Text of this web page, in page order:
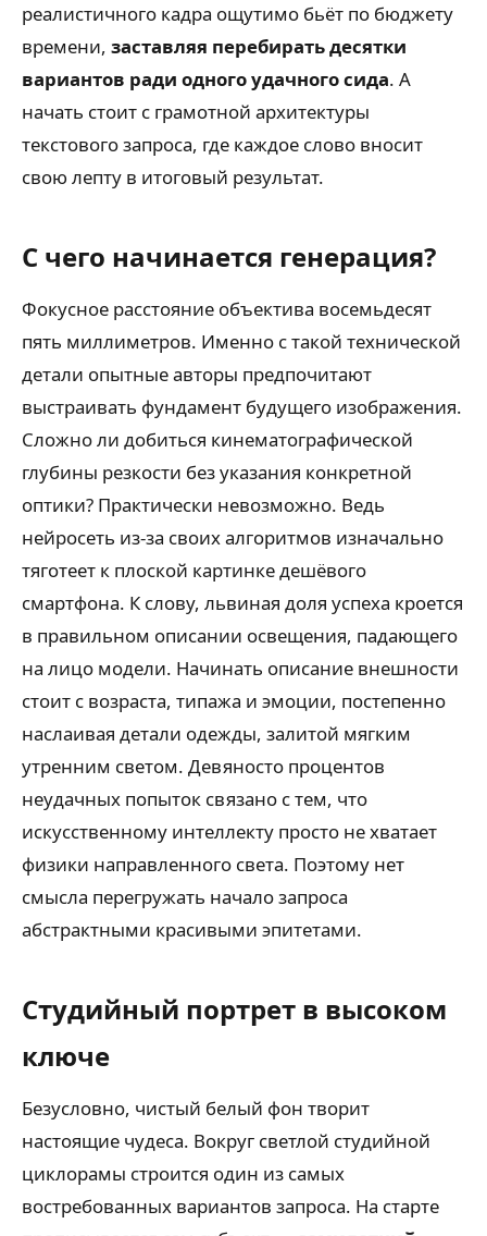
реалистичного кадра ощутимо бьёт по бюджету
времени, заставляя перебирать десятки
вариантов ради одного удачного сида. А
начать стоит с грамотной архитектуры
текстового запроса, где каждое слово вносит
свою лепту в итоговый результат.
С чего начинается генерация?
Фокусное расстояние объектива восемьдесят
пять миллиметров. Именно с такой технической
детали опытные авторы предпочитают
выстраивать фундамент будущего изображения.
Сложно ли добиться кинематографической
глубины резкости без указания конкретной
оптики? Практически невозможно. Ведь
нейросеть из-за своих алгоритмов изначально
тяготеет к плоской картинке дешёвого
смартфона. К слову, львиная доля успеха кроется
в правильном описании освещения, падающего
на лицо модели. Начинать описание внешности
стоит с возраста, типажа и эмоции, постепенно
наслаивая детали одежды, залитой мягким
утренним светом. Девяносто процентов
неудачных попыток связано с тем, что
искусственному интеллекту просто не хватает
физики направленного света. Поэтому нет
смысла перегружать начало запроса
абстрактными красивыми эпитетами.
Студийный портрет в высоком
ключе
Безусловно, чистый белый фон творит
настоящие чудеса. Вокруг светлой студийной
циклорамы строится один из самых
востребованных вариантов запроса. На старте